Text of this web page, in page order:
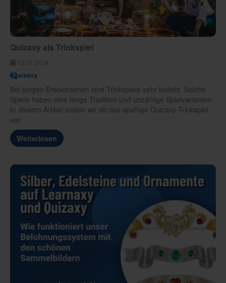
Quizaxy als Trinkspiel
03.01.2024
Bei jungen Erwachsenen sind Trinkspiele sehr beliebt. Solche
Spiele haben eine lange Tradition und unzählige Spielvarianten.
In diesem Artikel stellen wir dir das spaßige Quizaxy-Trinkspiel
vor.
Weiterlesen